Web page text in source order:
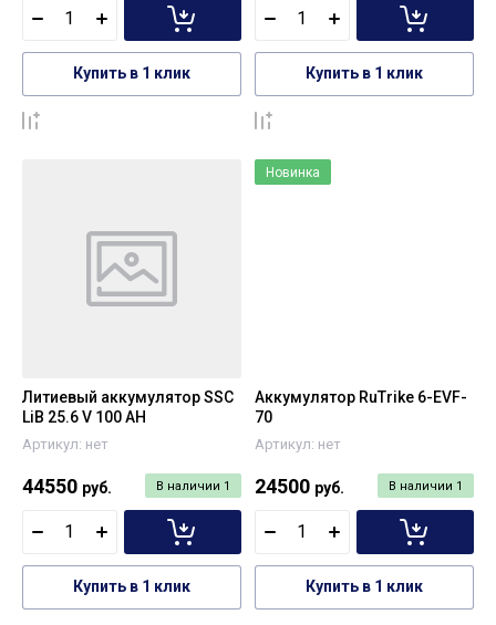
Купить в 1 клик Купить в 1 клик
Литиевый аккумулятор SSC
LiB 25.6 V 100 AH
Артикул: нет
В наличии 1
44550 руб.
Купить в 1 клик
Новинка
Аккумулятор RuTrike 6-EVF-
70
Артикул: нет
В наличии 1
24500 руб.
Купить в 1 клик